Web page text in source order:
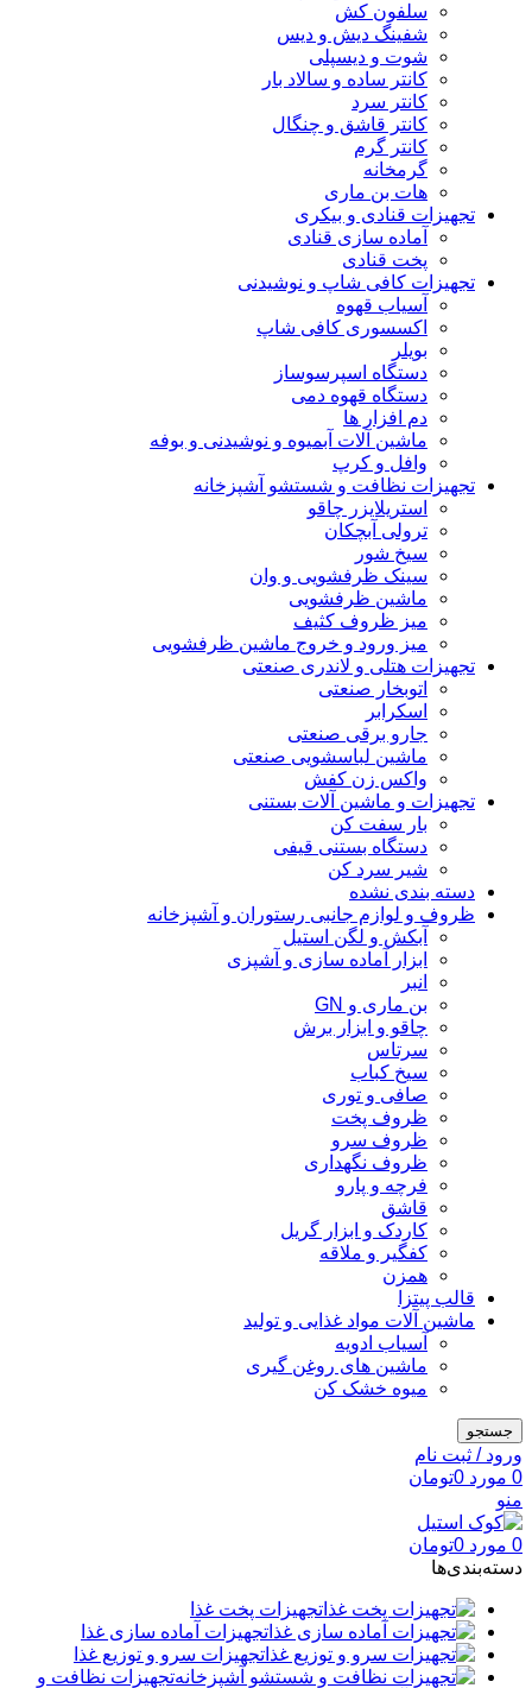
سلفون کش
شفینگ دیش و دیس
شوت و دیسپلی
کانتر ساده و سالاد بار
کانتر سرد
کانتر قاشق و چنگال
کانتر گرم
گرمخانه
هات بن ماری
تجهیزات قنادی و بیکری
آماده سازی قنادی
پخت قنادی
تجهیزات کافی شاپ و نوشیدنی
آسیاب قهوه
اکسسوری کافی شاپ
بویلر
دستگاه اسپرسوساز
دستگاه قهوه دمی
دم افزار ها
ماشین آلات آبمیوه و نوشیدنی و بوفه
وافل و کرپ
تجهیزات نظافت و شستشو آشپزخانه
استریلایزر چاقو
ترولی آبچکان
سیخ شور
سینک ظرفشویی و وان
ماشین ظرفشویی
میز ظروف کثیف
میز ورود و خروج ماشین ظرفشویی
تجهیزات هتلی و لاندری صنعتی
اتوبخار صنعتی
اسکرابر
جارو برقی صنعتی
ماشین لباسشویی صنعتی
واکس زن کفش
تجهیزات و ماشین آلات بستنی
بار سفت کن
دستگاه بستنی قیفی
شیر سرد کن
دسته بندی نشده
ظروف و لوازم جانبی رستوران و آشپزخانه
آبکش و لگن استیل
ابزار آماده سازی و آشپزی
انبر
بن ماری و GN
چاقو و ابزار برش
سرتاس
سیخ کباب
صافی و توری
ظروف پخت
ظروف سرو
ظروف نگهداری
فرچه و پارو
قاشق
کاردک و ابزار گریل
کفگیر و ملاقه
همزن
قالب پیتزا
ماشین آلات مواد غذایی و تولید
آسیاب ادویه
ماشین های روغن گیری
میوه خشک کن
جستجو
ورود / ثبت نام
0 مورد 0تومان
منو
0 مورد 0تومان
دسته‌بندی‌ها
تجهیزات پخت غذا
تجهیزات آماده سازی غذا
تجهیزات سرو و توزیع غذا
تجهیزات نظافت و